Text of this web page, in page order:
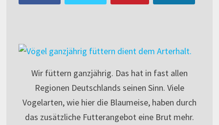
Wir füttern ganzjährig. Das hat in fast allen
Regionen Deutschlands seinen Sinn. Viele
Vogelarten, wie hier die Blaumeise, haben durch
das zusätzliche Futterangebot eine Brut mehr.